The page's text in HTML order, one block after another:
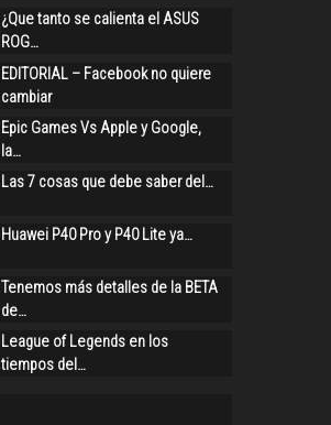
¿Que tanto se calienta el ASUS
ROG…
EDITORIAL – Facebook no quiere
cambiar
Epic Games Vs Apple y Google,
la…
Las 7 cosas que debe saber del…
Huawei P40 Pro y P40 Lite ya…
Tenemos más detalles de la BETA
de…
League of Legends en los
tiempos del…